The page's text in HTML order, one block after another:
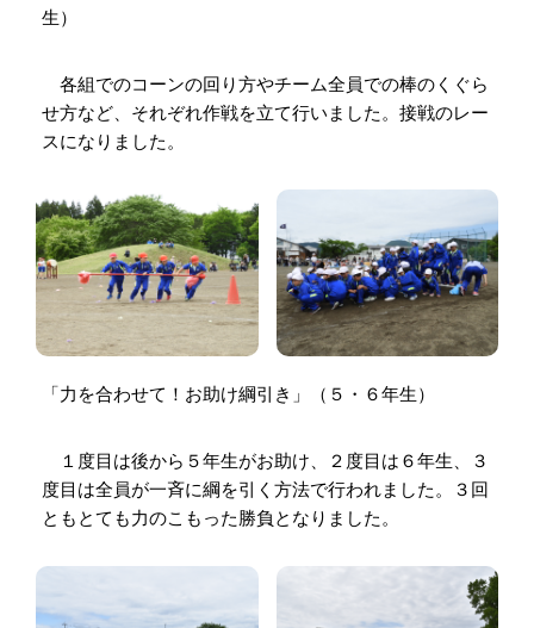
生）
各組でのコーンの回り方やチーム全員での棒のくぐら
せ方など、それぞれ作戦を立て行いました。接戦のレー
スになりました。
「力を合わせて！お助け綱引き」（５・６年生）
１度目は後から５年生がお助け、２度目は６年生、３
度目は全員が一斉に綱を引く方法で行われました。３回
ともとても力のこもった勝負となりました。